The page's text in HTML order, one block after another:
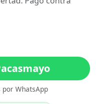
WhatsApp